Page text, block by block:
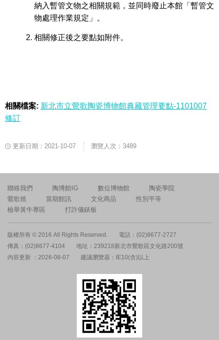
納入暫管文物之相關規範，並同時廢止本館「暫管文
物處理作業規定」。
相關修正後之要點如附件。
相關檔案: 新北市立鶯歌陶瓷博物館典藏管理要點-1101007
修訂
更新日期：2021-10-07 瀏覽人次：3489
聯絡我們 陶博館IG 數位博物館
陶瓷學院
鶯歌燒
當期館訊 文化商品
性別平等
檢舉黃牛專區
打詐儀錶板
版權所有 © 2016 All Rights Reserved.
電話：(02)8677-2727
傳真：(02)8677-4104
地址：239218新北市鶯歌區文化路200號
內容更新 ：2026-08-07
建議瀏覽器：IE10(含)以上